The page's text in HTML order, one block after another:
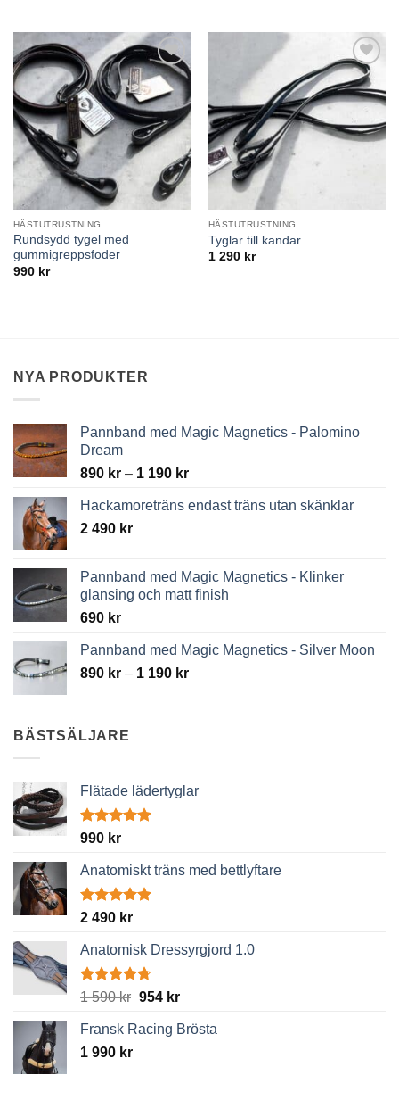
Lägg till i
önskelistan
HÄSTUTRUSTNING
Rundsydd tygel med
gummigreppsfoder
990 kr
Lägg till i
önskelistan
HÄSTUTRUSTNING
Tyglar till kandar
1 290 kr
NYA PRODUKTER
Pannband med Magic Magnetics - Palomino
Dream
890 kr – 1 190 krPrice
890 kr
Hackamoreträns endast träns utan skänklar
2 490 kr
Pannband med Magic Magnetics - Klinker
glansing och matt finish
690 kr
Pannband med Magic Magnetics - Silver Moon
890 kr – 1 190 krPrice
BÄSTSÄLJARE
Flätade lädertyglar
Betygsatt
990 kr
Anatomiskt träns med bettlyftare
Betygsatt
2 490 kr
Anatomisk Dressyrgjord 1.0
Betygsatt
1 590kr Det
priset
954 krDet
priset
Fransk Racing Brösta
1 990 kr